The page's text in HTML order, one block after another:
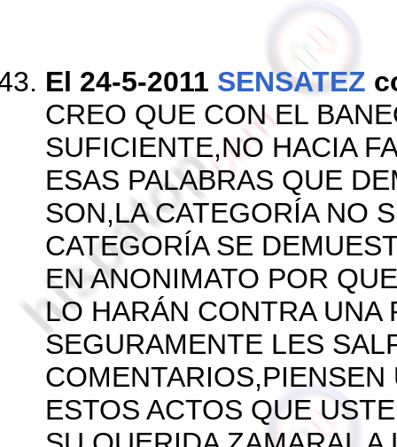
El 24-5-2011 SENSATEZ
CREO QUE CON EL
SUFICIENTE,NO HACIA
ESAS PALABRAS QUE
SON,LA CATEGORÍA NO
CATEGORÍA SE
EN ANONIMATO POR
LO HARÁN CONTRA UNA
SEGURAMENTE LES
ESTOS ACTOS QUE